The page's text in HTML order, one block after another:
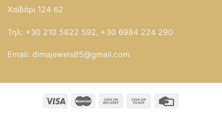
Χαϊδάρι 124 62
Τηλ: +30 210 5822 592, +30 6984 224 290
Email: dimajewels85@gmail.com